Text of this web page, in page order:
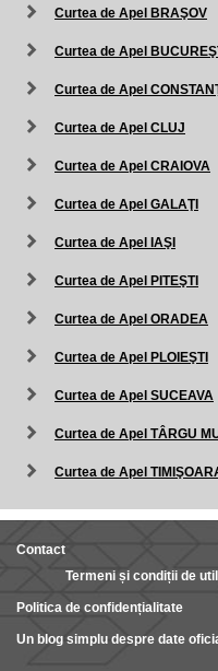
Curtea de Apel BRAŞOV
Curtea de Apel
Curtea de Apel
Curtea de Apel CLUJ
Curtea de Apel CRAIOVA
Curtea de Apel GALAŢI
Curtea de Apel IAŞI
Curtea de Apel PITEŞTI
Curtea de Apel ORADEA
Curtea de Apel PLOIEŞTI
Curtea de Apel SUCEAVA
Curtea de Apel TÂRGU
Curtea de Apel
Contact
Termeni și condiții de
Politica de confidențialitate
Un blog simplu despre date